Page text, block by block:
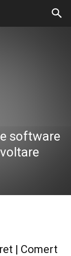
software
| Comert